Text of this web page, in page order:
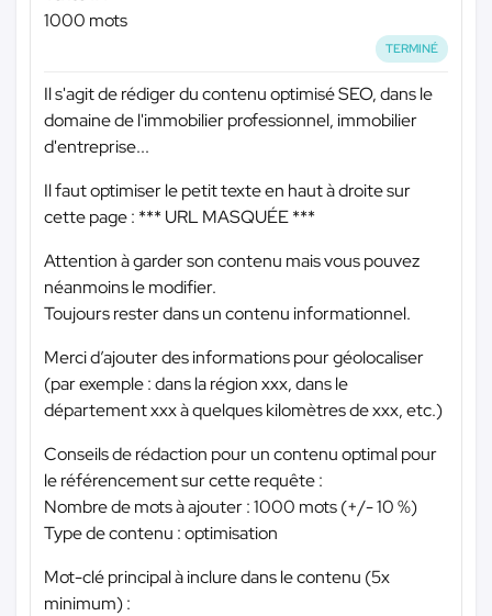
1000 mots
TERMINÉ
Il s'agit de rédiger du contenu optimisé SEO, dans le
domaine de l'immobilier professionnel, immobilier
d'entreprise...
Il faut optimiser le petit texte en haut à droite sur
cette page : *** URL MASQUÉE ***
Attention à garder son contenu mais vous pouvez
néanmoins le modifier.
Toujours rester dans un contenu informationnel.
Merci d’ajouter des informations pour géolocaliser
(par exemple : dans la région xxx, dans le
département xxx à quelques kilomètres de xxx, etc.)
Conseils de rédaction pour un contenu optimal pour
le référencement sur cette requête :
Nombre de mots à ajouter : 1000 mots (+/- 10 %)
Type de contenu : optimisation
Mot-clé principal à inclure dans le contenu (5x
minimum) :